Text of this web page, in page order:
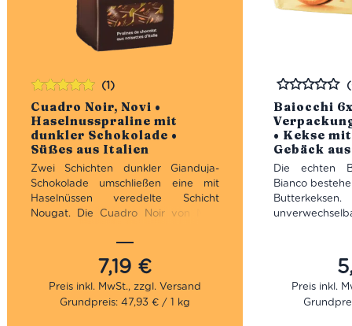
Cuadro Noir, Novi •
Haselnusspraline mit
dunkler Schokolade •
Süßes aus Italien
(1)
Zwei Schichten dunkler Gianduja-
Schokolade umschließen eine mit
Haselnüssen veredelte Schicht
Nougat. Die Cuadro Noir von Novi
Versuchung aus dem Piemont, denn
ist die Packung einmal aufgemacht,
gibt kein Halt mehr. Es ist die
Kombination aus dunkler Schokolade,
Nougat und feinen Haselnüssen, die
7,19 €
Bewertet
mit5.00 von
5
Grundpreis: 47,93 € / 1 kg
Baiocchi
• Kekse
Gebäck
Bewertet
Die echten
Bianco
italienischen
zubereitet
sowohl in
Verpackung